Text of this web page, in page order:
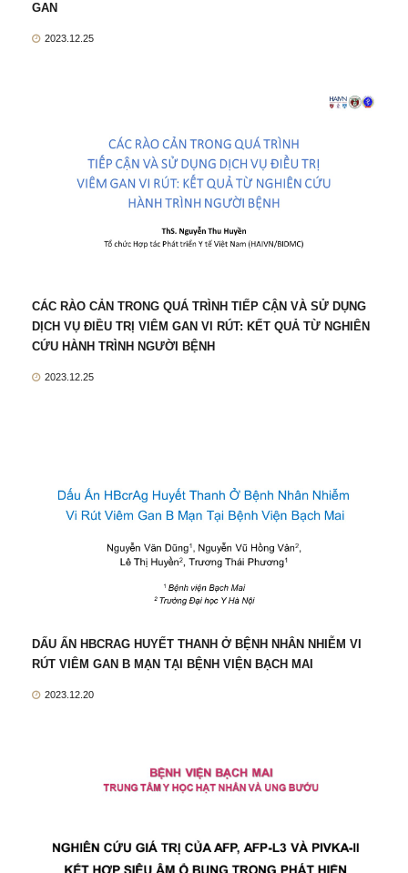
GAN
2023.12.25
CÁC RÀO CẢN TRONG QUÁ TRÌNH TIẾP CẬN VÀ SỬ DỤNG
DỊCH VỤ ĐIỀU TRỊ VIÊM GAN VI RÚT: KẾT QUẢ TỪ NGHIÊN
CỨU HÀNH TRÌNH NGƯỜI BỆNH
2023.12.25
DẤU ẤN HBCRAG HUYẾT THANH Ở BỆNH NHÂN NHIỄM VI
RÚT VIÊM GAN B MẠN TẠI BỆNH VIỆN BẠCH MAI
2023.12.20